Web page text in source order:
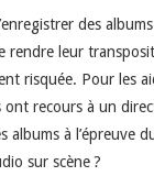
des
rendre leur
risquée. Pour les
recours à un
albums à l’épreuve
sur scène ?